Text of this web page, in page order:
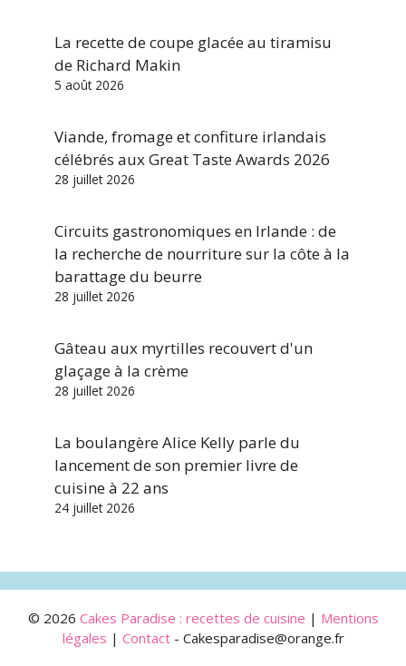
La recette de coupe glacée au tiramisu
de Richard Makin
5 août 2026
Viande, fromage et confiture irlandais
célébrés aux Great Taste Awards 2026
28 juillet 2026
Circuits gastronomiques en Irlande : de
la recherche de nourriture sur la côte à la
barattage du beurre
28 juillet 2026
Gâteau aux myrtilles recouvert d'un
glaçage à la crème
28 juillet 2026
La boulangère Alice Kelly parle du
lancement de son premier livre de
cuisine à 22 ans
24 juillet 2026
© 2026 Cakes Paradise : recettes de cuisine | Mentions
légales | Contact- Cakesparadise@orange.fr